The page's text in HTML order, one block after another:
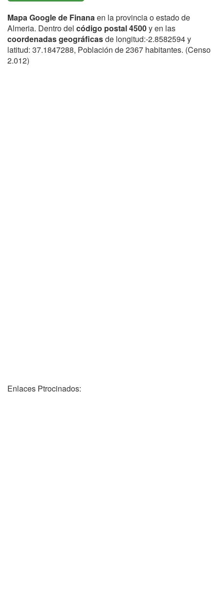
Mapa Google de Finanaen la provincia o estado de
Almeria. Dentro del código postal 4500y en las
coordenadas geográficasde longitud:-2.8582594 y
latitud: 37.1847288, Población de 2367 habitantes. (Censo
2.012)
Enlaces Ptrocinados: